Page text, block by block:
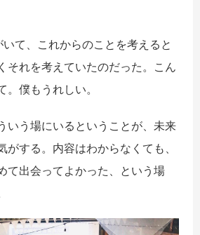
て、これからのことを考えると
それを考えていたのだった。こん
。僕もうれしい。
いう場にいるということが、未来
がする。内容はわからなくても、
て出会ってよかった、という場